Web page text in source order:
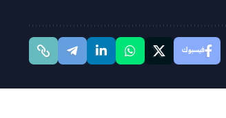
فيسبوك